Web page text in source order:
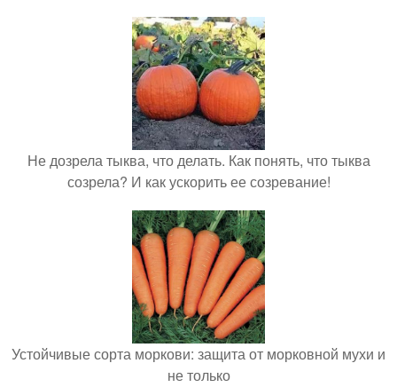
Не дозрела тыква, что делать. Как понять, что тыква
созрела? И как ускорить ее созревание!
Устойчивые сорта моркови: защита от морковной мухи и
не только